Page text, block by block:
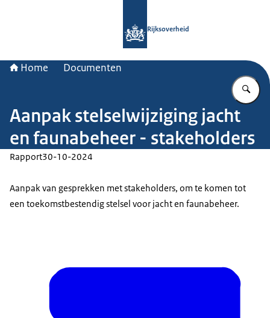
Rijksoverheid
Home Documenten
Aanpak stelselwijziging jacht
en faunabeheer - stakeholders
Rapport30-10-2024
Aanpak van gesprekken met stakeholders, om te komen tot
een toekomstbestendig stelsel voor jacht en faunabeheer.